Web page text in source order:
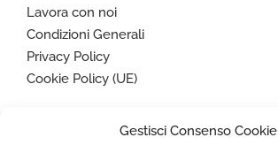
Gestisci Consenso Cookie
Lavora con noi
Condizioni Generali
Privacy Policy
Cookie Policy (UE)